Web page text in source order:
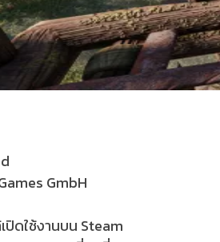
GmbH
ปิดใช้งานบน Steam